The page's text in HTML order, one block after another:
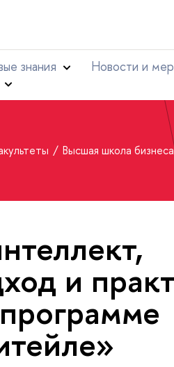
знания Новости и
Высшая школа
и